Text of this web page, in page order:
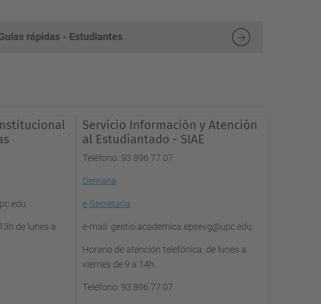
rápidas - Estudiantes
de lunes a
Servicio Información y Atención
al Estudiantado - SIAE
Teléfono: 93 896 77 07
Demana
e-Secretaria
e-mail: gestio.academica.epsevg@upc.edu
Horario de atención telefónica. de lunes a
viernes de 9 a 14h.
Teléfono: 93 896 77 07